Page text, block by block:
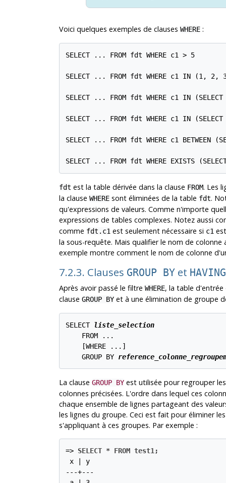
Voici quelques exemples de clauses WHERE:
SELECT ... FROM fdt WHERE c1 > 5
SELECT ... FROM fdt WHERE c1 IN (1, 2,
SELECT ... FROM fdt WHERE c1 IN
SELECT ... FROM fdt WHERE c1 IN
SELECT ... FROM fdt WHERE c1 BETWEEN
SELECT ... FROM fdt WHERE EXISTS
fdt est la table dérivée dans la clause FROM. Les
la clause WHEREsont éliminées de la table fdt.
qu'expressions de valeurs. Comme n'importe
expressions de tables complexes. Notez aussi
comme fdt.c1 est seulement nécessaire si c1
la sous-requête. Mais qualifier le nom de
exemple montre comment le nom de colonne
7.2.3. Clauses GROUP BYet HAVING
Après avoir passé le filtre WHERE, la table
clause GROUP BYet à une élimination de groupe
SELECT liste_selection
    FROM ...
    [
WHERE ... ]
    GROUP BY
La clause GROUP BYest utilisée pour regrouper
colonnes précisées. L'ordre dans lequel ces
chaque ensemble de lignes partageant des
les lignes du groupe. Ceci est fait pour éliminer
s'appliquant à ces groupes. Par exemple :
=> SELECT * FROM test1;
x | y
---+---